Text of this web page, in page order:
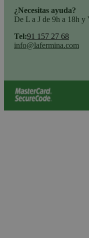
¿Necesitas ayuda?
De L a J de 9h a 18h y
Tel:91 157 27 68
info@lafermina.com